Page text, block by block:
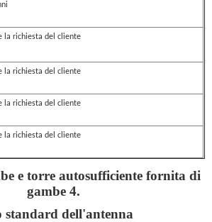
la richiesta del cliente
la richiesta del cliente
la richiesta del cliente
la richiesta del cliente
e torre autosufficiente fornita di
gambe 4.
dell'antenna